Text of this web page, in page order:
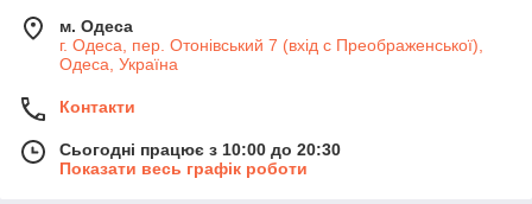
м. Одеса
г. Одеса, пер. Отонівський 7 (вхід с Преображенської),
Одеса, Україна
Контакти
Сьогодні працює з 10:00 до 20:30
Показати весь графік роботи